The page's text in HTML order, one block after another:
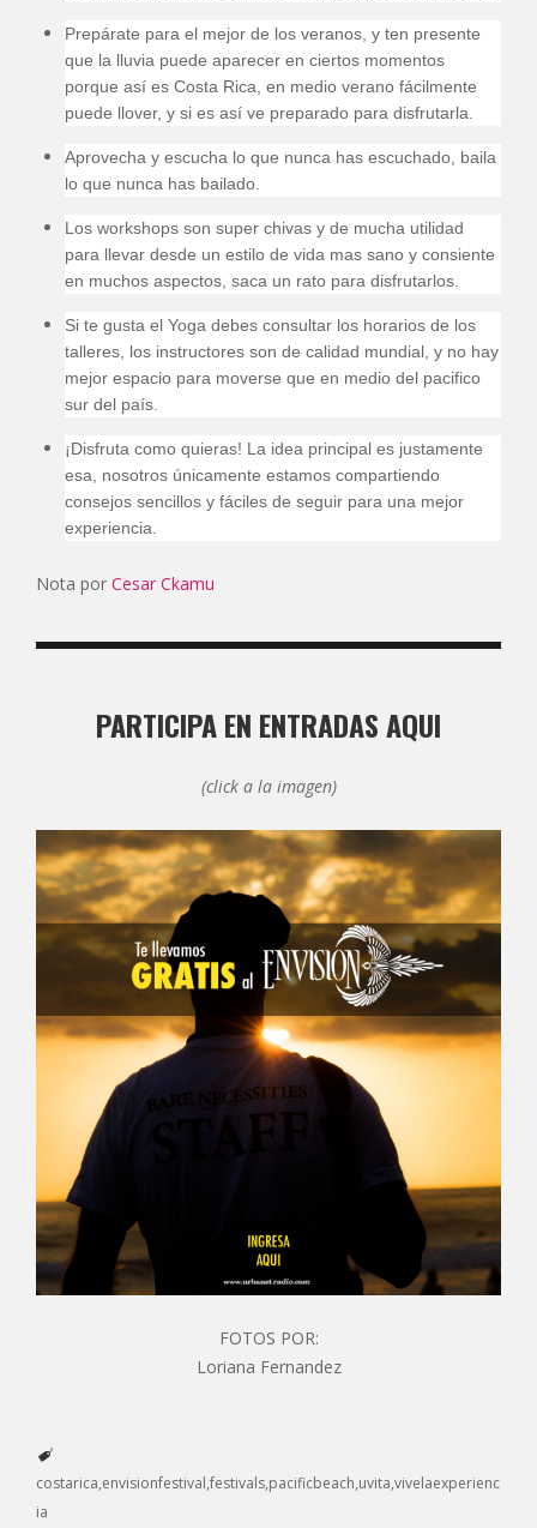
Prepárate para el mejor de los veranos, y ten presente
que la lluvia puede aparecer en ciertos momentos
porque así es Costa Rica, en medio verano fácilmente
puede llover, y si es así ve preparado para disfrutarla.
Aprovecha y escucha lo que nunca has escuchado, baila
lo que nunca has bailado.
Los workshops son super chivas y de mucha utilidad
para llevar desde un estilo de vida mas sano y consiente
en muchos aspectos, saca un rato para disfrutarlos.
Si te gusta el Yoga debes consultar los horarios de los
talleres, los instructores son de calidad mundial, y no hay
mejor espacio para moverse que en medio del pacifico
sur del país.
¡Disfruta como quieras! La idea principal es justamente
esa, nosotros únicamente estamos compartiendo
consejos sencillos y fáciles de seguir para una mejor
experiencia.
Nota por Cesar Ckamu
PARTICIPA EN ENTRADAS AQUI
(click a la imagen)
FOTOS POR:
Loriana Fernandez
costarica envisionfestival festivals pacificbeach uvita vivelaexperienc
ia